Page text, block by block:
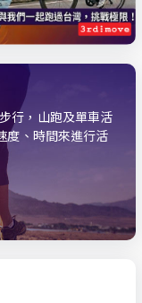
行，山跑及單車活
度、時間來進行活